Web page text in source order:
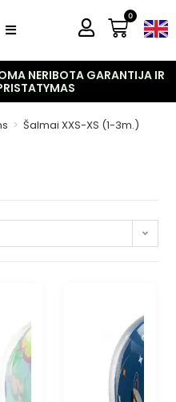
0
NERIBOTA GARANTIJA IR
> Šalmai XXS-XS (1-3m.)